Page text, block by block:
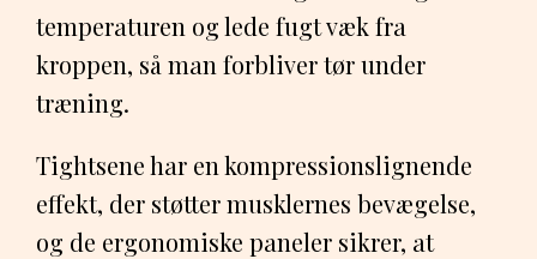
temperaturen og lede fugt væk fra
kroppen, så man forbliver tør under
træning.
Tightsene har en kompressionslignende
effekt, der støtter musklernes bevægelse,
og de ergonomiske paneler sikrer, at